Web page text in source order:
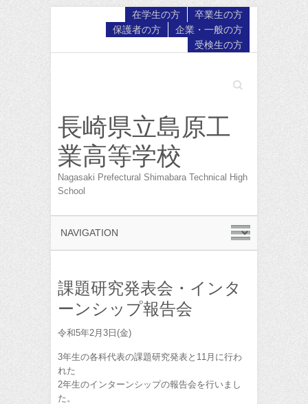
卒業生の方
在学生の方
企業・一般の方
保護者の方
受検生の方
Search
長崎県立島原工
業高等学校
Nagasaki Prefectural Shimabara Technical High
School
課題研究発表会・インタ
ーンシップ報告会
令和5年2月3日(金)
3年生の各科代表の課題研究発表と11月に行わ
れた
2年生のインターンシップの報告会を行いまし
た。